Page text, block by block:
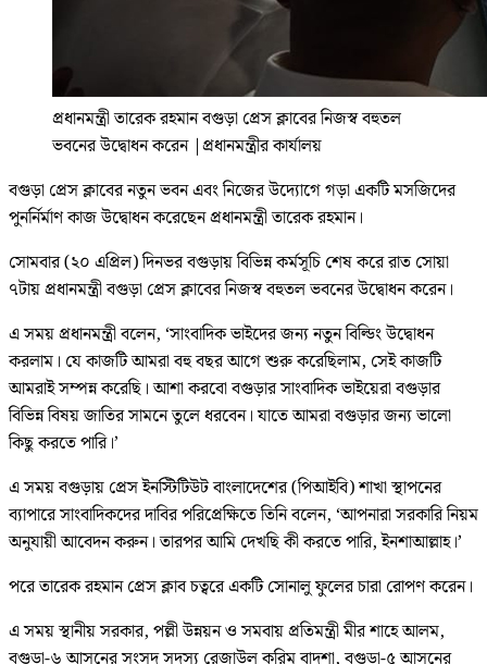
প্রধানমন্ত্রী তারেক রহমান বগুড়া প্রেস ক্লাবের নিজস্ব বহুতল
ভবনের উদ্বোধন করেন |প্রধানমন্ত্রীর কার্যালয়
বগুড়া প্রেস ক্লাবের নতুন ভবন এবং নিজের উদ্যোগে গড়া একটি মসজিদের
পুনর্নির্মাণ কাজ উদ্বোধন করেছেন প্রধানমন্ত্রী তারেক রহমান।
সোমবার (২০ এপ্রিল) দিনভর বগুড়ায় বিভিন্ন কর্মসূচি শেষ করে রাত সোয়া
৭টায় প্রধানমন্ত্রী বগুড়া প্রেস ক্লাবের নিজস্ব বহুতল ভবনের উদ্বোধন করেন।
এ সময় প্রধানমন্ত্রী বলেন, ‘সাংবাদিক ভাইদের জন্য নতুন বিল্ডিং উদ্বোধন
করলাম। যে কাজটি আমরা বহু বছর আগে শুরু করেছিলাম, সেই কাজটি
আমরাই সম্পন্ন করেছি। আশা করবো বগুড়ার সাংবাদিক ভাইয়েরা বগুড়ার
বিভিন্ন বিষয় জাতির সামনে তুলে ধরবেন। যাতে আমরা বগুড়ার জন্য ভালো
কিছু করতে পারি।’
এ সময় বগুড়ায় প্রেস ইনস্টিটিউট বাংলাদেশের (পিআইবি) শাখা স্থাপনের
ব্যাপারে সাংবাদিকদের দাবির পরিপ্রেক্ষিতে তিনি বলেন, ‘আপনারা সরকারি নিয়ম
অনুযায়ী আবেদন করুন। তারপর আমি দেখছি কী করতে পারি, ইনশাআল্লাহ।’
পরে তারেক রহমান প্রেস ক্লাব চত্বরে একটি সোনালু ফুলের চারা রোপণ করেন।
এ সময় স্থানীয় সরকার, পল্লী উন্নয়ন ও সমবায় প্রতিমন্ত্রী মীর শাহে আলম,